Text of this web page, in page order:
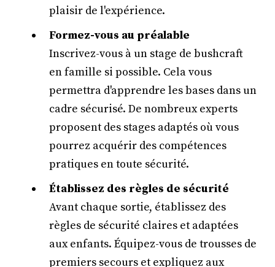
plaisir de l'expérience.
Formez-vous au préalable
Inscrivez-vous à un stage de bushcraft
en famille si possible. Cela vous
permettra d'apprendre les bases dans un
cadre sécurisé. De nombreux experts
proposent des stages adaptés où vous
pourrez acquérir des compétences
pratiques en toute sécurité.
Établissez des règles de sécurité
Avant chaque sortie, établissez des
règles de sécurité claires et adaptées
aux enfants. Équipez-vous de trousses de
premiers secours et expliquez aux